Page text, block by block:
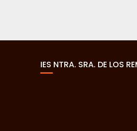
IES NTRA. SRA. DE LOS